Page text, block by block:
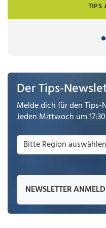
TIPS
Der Tips-
Melde dich für den Tips-
Jeden Mittwoch um
NEWSLETTER